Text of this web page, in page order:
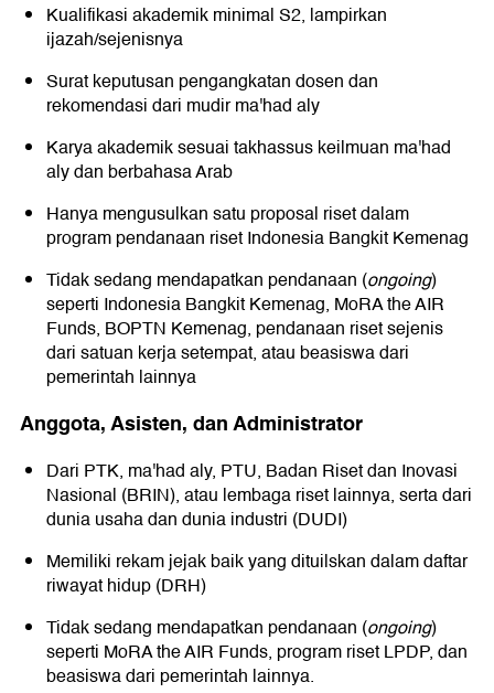
Kualifikasi akademik minimal S2, lampirkan
ijazah/sejenisnya
Surat keputusan pengangkatan dosen dan
rekomendasi dari mudir ma'had aly
Karya akademik sesuai takhassus keilmuan ma'had
aly dan berbahasa Arab
Hanya mengusulkan satu proposal riset dalam
program pendanaan riset Indonesia Bangkit Kemenag
Tidak sedang mendapatkan pendanaan (ongoing)
seperti Indonesia Bangkit Kemenag, MoRA the AIR
Funds, BOPTN Kemenag, pendanaan riset sejenis
dari satuan kerja setempat, atau beasiswa dari
pemerintah lainnya
Anggota, Asisten, dan Administrator
Dari PTK, ma'had aly, PTU, Badan Riset dan Inovasi
Nasional (BRIN), atau lembaga riset lainnya, serta dari
dunia usaha dan dunia industri (DUDI)
Memiliki rekam jejak baik yang dituilskan dalam daftar
riwayat hidup (DRH)
Tidak sedang mendapatkan pendanaan (ongoing)
seperti MoRA the AIR Funds, program riset LPDP, dan
beasiswa dari pemerintah lainnya.